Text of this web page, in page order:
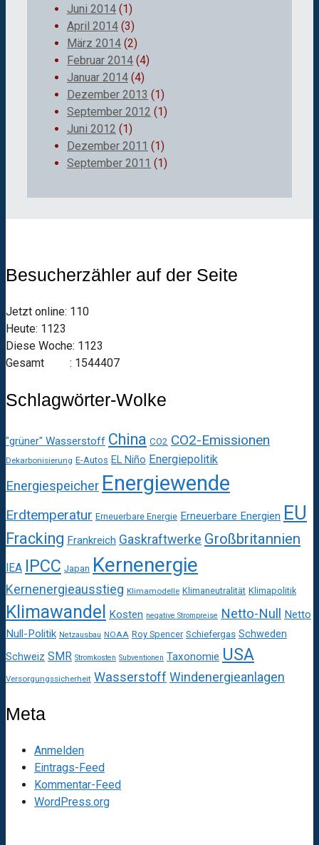
Juni 2014 (1)
April 2014 (3)
März 2014 (2)
Februar 2014 (4)
Januar 2014 (4)
Dezember 2013 (1)
September 2012 (1)
Juni 2012 (1)
Dezember 2011 (1)
September 2011 (1)
Besucherzähler auf der Seite
Jetzt online: 110
Heute: 1123
Diese Woche: 1123
Gesamt : 1544407
Schlagwörter-Wolke
"grüner" Wasserstoff China CO2 CO2-Emissionen
Dekarbonisierung E-Autos EL Niño Energiepolitik
Energiespeicher Energiewende
Erdtemperatur Erneuerbare Energie Erneuerbare Energien EU
Fracking Frankreich Gaskraftwerke Großbritannien
IEA IPCC Japan Kernenergie
Kernenergieausstieg Klimamodelle Klimaneutralität Klimapolitik
Klimawandel Kosten negative Strompreise Netto-Null Netto
Null-Politik Netzausbau NOAA Roy Spencer Schiefergas Schweden
Schweiz SMR Stromkosten Subventionen Taxonomie USA
Versorgungssicherheit Wasserstoff Windenergieanlagen
Meta
Anmelden
Eintrags-Feed
Kommentar-Feed
WordPress.org